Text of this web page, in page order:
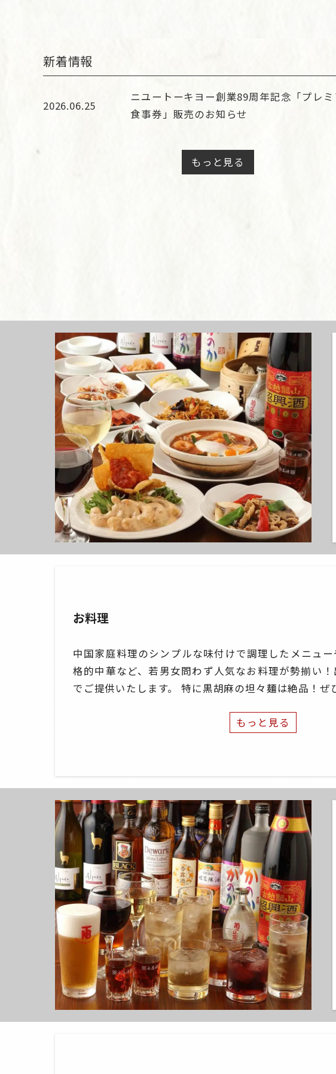
新着情報
2026.06.25
ニユートーキヨー創業89周年記念「プレ
食事券」販売のお知らせ
もっと見る
お料理
中国家庭料理のシンプルな味付けで調理したメニュ
格的中華など、若男女問わず人気なお料理が勢揃い
でご提供いたします。 特に黒胡麻の坦々麺は絶品！ぜ
もっと見る